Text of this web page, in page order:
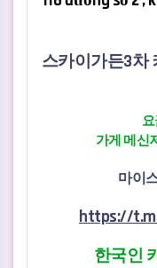
스카이가든3차
가게 메신
마이
https://
한국인